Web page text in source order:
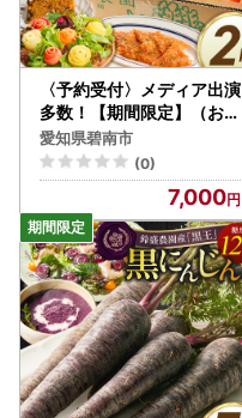
〈予約受付〉メディア出演
多数！【期間限定】（お試
し） 冬の寒さでぎゅっと
濃い！虹色のカラフルにん
じん 2kg H022-015
愛知県碧南市
(0)
7,000